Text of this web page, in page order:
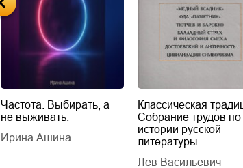
Частота. Выбирать, а
не выживать.
Ирина Ашина
Классическая
Собрание трудов по
истории русской
литературы
Лев Васильевич